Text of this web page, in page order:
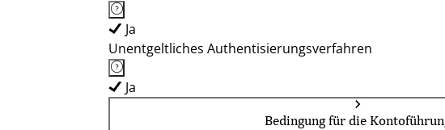
Ja
Unentgeltliches Authentisierungsverfahren
Ja
Bedingung für die